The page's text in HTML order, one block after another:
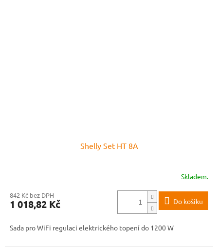
Shelly Set HT 8A
Skladem.
842 Kč bez DPH
1 018,82 Kč Do košíku
Sada pro WiFi regulaci elektrického topení do 1200 W